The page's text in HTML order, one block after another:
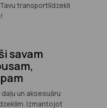
transportlīdzekli
savam
un aksesuāru
Izmantojot